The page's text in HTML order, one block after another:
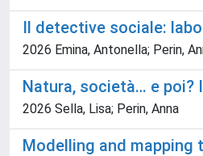
Il detective sociale:
2026 Emina, Antonella; Perin,
Natura, società… e
2026 Sella, Lisa; Perin, Anna
Modelling and